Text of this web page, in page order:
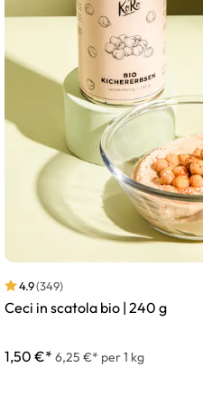
4.9(349)
Ceci in scatola bio | 240 g
1,50 €* 6,25 €* per 1 kg